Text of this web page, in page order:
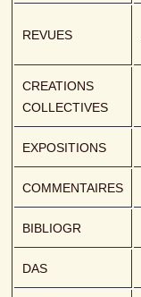
REVUES
CREATIONS
COLLECTIVES
EXPOSITIONS
COMMENTAIRES
BIBLIOGR
DAS